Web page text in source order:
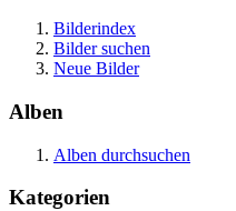
Bilderindex
Bilder suchen
Neue Bilder
Alben
Alben durchsuchen
Kategorien